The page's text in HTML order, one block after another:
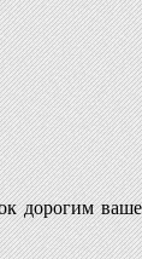
дорогим